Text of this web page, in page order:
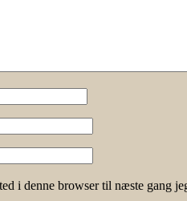
i denne browser til næste gang